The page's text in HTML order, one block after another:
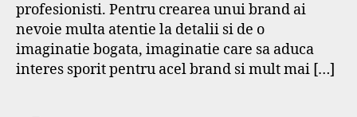
profesionisti. Pentru crearea unui brand ai
nevoie multa atentie la detalii si de o
imaginatie bogata, imaginatie care sa aduca
interes sporit pentru acel brand si mult mai […]